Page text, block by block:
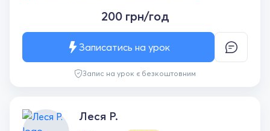
200 грн/год
Запис на урок є безкоштовним
Записатись на урок
Леся Р.